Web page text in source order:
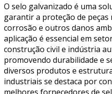
O selo galvanizado é uma
garantir a proteção de peças
corrosão e outros danos
aplicação é essencial em
construção civil e indústria
promovendo durabilidade e
diversos produtos e
industriais se destaca por